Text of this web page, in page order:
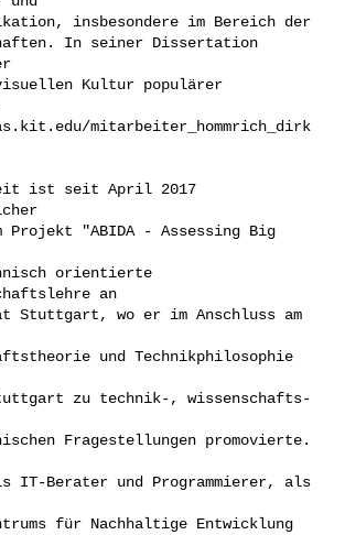
insbesondere im Bereich der
In seiner Dissertation
Kultur populärer
mitarbeiter_hommrich_dirk
ist seit April 2017
"ABIDA - Assessing Big
orientierte
an
Stuttgart, wo er im Anschluss am
und Technikphilosophie
zu technik-, wissenschafts-
Fragestellungen promovierte.
IT-Berater und Programmierer, als
für Nachhaltige Entwicklung